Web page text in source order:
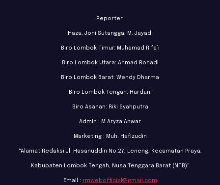
Reporter:
Haza, Joni Sutangga, M. Jayadi
Biro Lombok Timur: Muhamad Rifa’i
Biro Lombok Utara: Ahmad Rohadi
Biro Lombok Barat: Wendy Dharma
Biro Lombok Tengah: Hardani
Biro Asahan: Riki Syahputra
Admin : M Aryza Anwar
Marketing : Muh. Hafizudin
"Alamat Redaksi:Jl. Hasanuddin No.27, Leneng, Kecamatan Praya,
Kabupaten Lombok Tengah, Nusa Tenggara Barat (NTB)"
Email : rmwebofficial@gmail.com